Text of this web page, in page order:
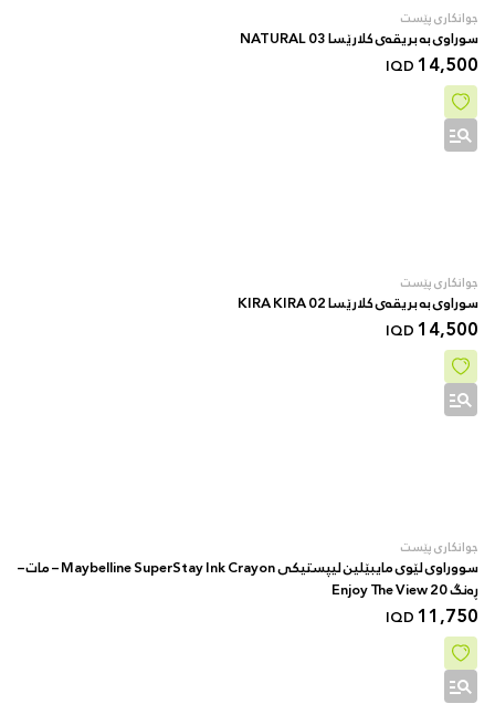
جوانکاری پێست
سوراوی بە بریقەی کلارێسا 03 NATURAL
14,500
IQD
جوانکاری پێست
سوراوی بە بریقەی کلارێسا 02 KIRA KIRA
14,500
IQD
جوانکاری پێست
سووراوی لێوی مایبێلین لیپستیکی Maybelline SuperStay Ink Crayon – مات –
ڕەنگ 20 Enjoy The View
11,750
IQD